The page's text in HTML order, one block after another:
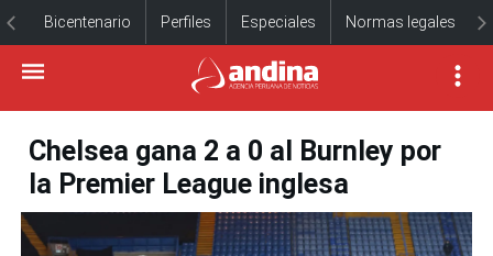
Bicentenario Perfiles Especiales Normas legales
Chelsea gana 2 a 0 al Burnley por
la Premier League inglesa